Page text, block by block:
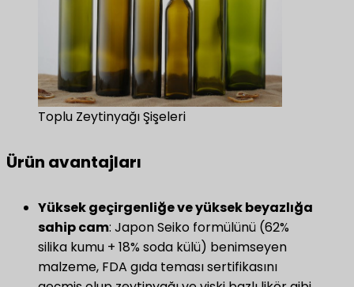
Toplu Zeytinyağı Şişeleri
Ürün avantajları
Yüksek geçirgenliğe ve yüksek beyazlığa
sahip cam​: Japon Seiko formülünü (62%
silika kumu + 18% soda külü) benimseyen
malzeme, FDA gıda teması sertifikasını